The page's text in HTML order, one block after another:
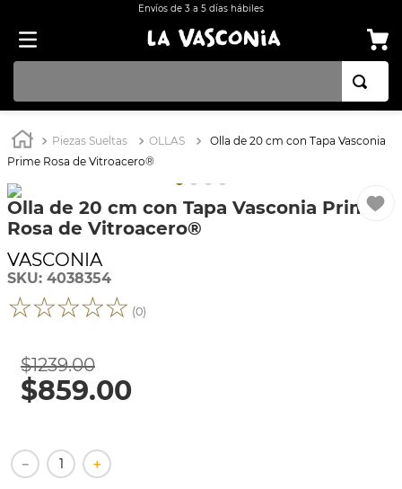
Envíos de 3 a 5 días hábiles
Piezas Sueltas OLLAS
Olla de 20 cm con Tapa Vasconia
Prime Rosa de Vitroacero®
Olla de 20 cm con Tapa Vasconia Prime
Rosa de Vitroacero®
VASCONIA
SKU: 4038354
☆☆☆☆☆ (0)
$1239.00
$859.00
＋
－
1. OLLA
3. ARROCERA
5. INDUCCIÓN
6. VAPORERAS
8. BATERÍA
9. COMAL